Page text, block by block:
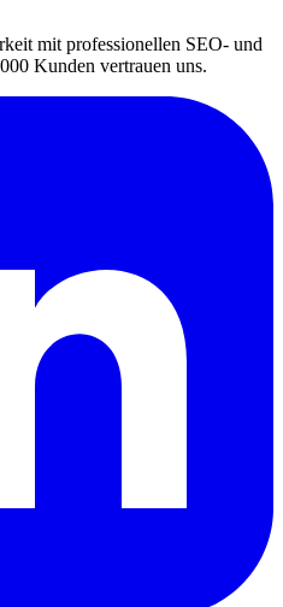
mit professionellen SEO- und
Kunden vertrauen uns.